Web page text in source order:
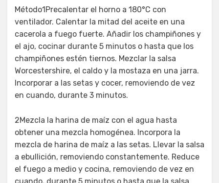
Método1Precalentar el horno a 180°C con
ventilador. Calentar la mitad del aceite en una
cacerola a fuego fuerte. Añadir los champiñones y
el ajo, cocinar durante 5 minutos o hasta que los
champiñones estén tiernos. Mezclar la salsa
Worcestershire, el caldo y la mostaza en una jarra.
Incorporar a las setas y cocer, removiendo de vez
en cuando, durante 3 minutos.
2Mezcla la harina de maíz con el agua hasta
obtener una mezcla homogénea. Incorpora la
mezcla de harina de maíz a las setas. Llevar la salsa
a ebullición, removiendo constantemente. Reduce
el fuego a medio y cocina, removiendo de vez en